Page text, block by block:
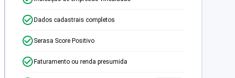
Dados cadastrais completos
Serasa Score Positivo
Faturamento ou renda presumida